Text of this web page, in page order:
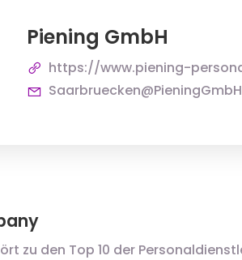
Piening GmbH
https://www.piening-
zu den Top 10 der